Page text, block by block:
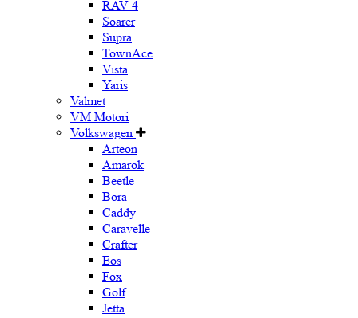
RAV 4
Soarer
Supra
TownAce
Vista
Yaris
Valmet
VM Motori
Volkswagen
Arteon
Amarok
Beetle
Bora
Caddy
Caravelle
Crafter
Eos
Fox
Golf
Jetta